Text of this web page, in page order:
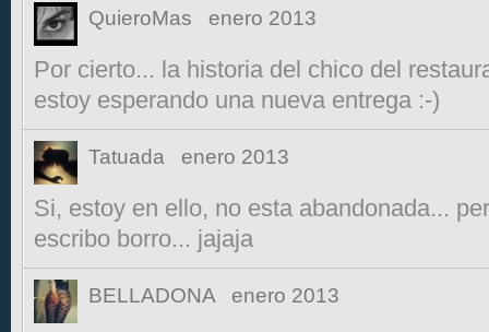
QuieroMas enero 2013
Por cierto... la historia del chico del
estoy esperando una nueva entrega :-)
Tatuada enero 2013
Si, estoy en ello, no esta abandonada...
escribo borro... jajaja
BELLADONA enero 2013